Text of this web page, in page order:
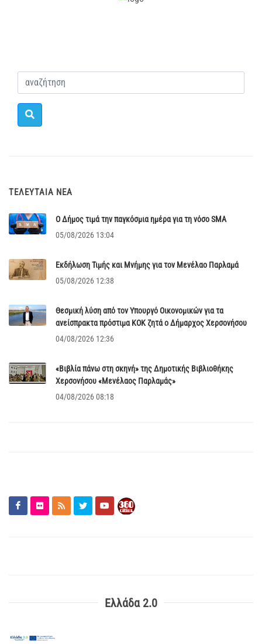
ΤΕΛΕΥΤΑΊΑ ΝΈΑ
Ο Δήμος τιμά την παγκόσμια ημέρα για τη νόσο SMA
05/08/2026 13:04
Εκδήλωση Τιμής και Μνήμης για τον Μενέλαο Παρλαμά
05/08/2026 12:38
Θεσμική λύση από τον Υπουργό Οικονομικών για τα
ανείσπρακτα πρόστιμα ΚΟΚ ζητά ο Δήμαρχος Χερσονήσου
04/08/2026 12:36
«Βιβλία πάνω στη σκηνή» της Δημοτικής Βιβλιοθήκης
Χερσονήσου «Μενέλαος Παρλαμάς»
04/08/2026 08:18
Ελλάδα 2.0